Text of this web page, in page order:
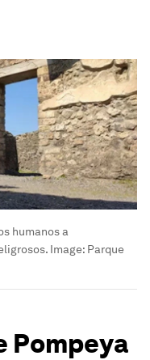
humanos a
Image: Parque
Pompeya